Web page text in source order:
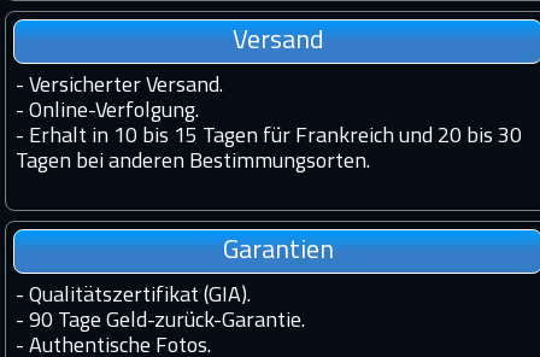
Versand
- Versicherter Versand.
- Online-Verfolgung.
- Erhalt in 10 bis 15 Tagen für Frankreich und 20 bis 30
Tagen bei anderen Bestimmungsorten.
Garantien
- Qualitätszertifikat (GIA).
- 90 Tage Geld-zurück-Garantie.
- Authentische Fotos.